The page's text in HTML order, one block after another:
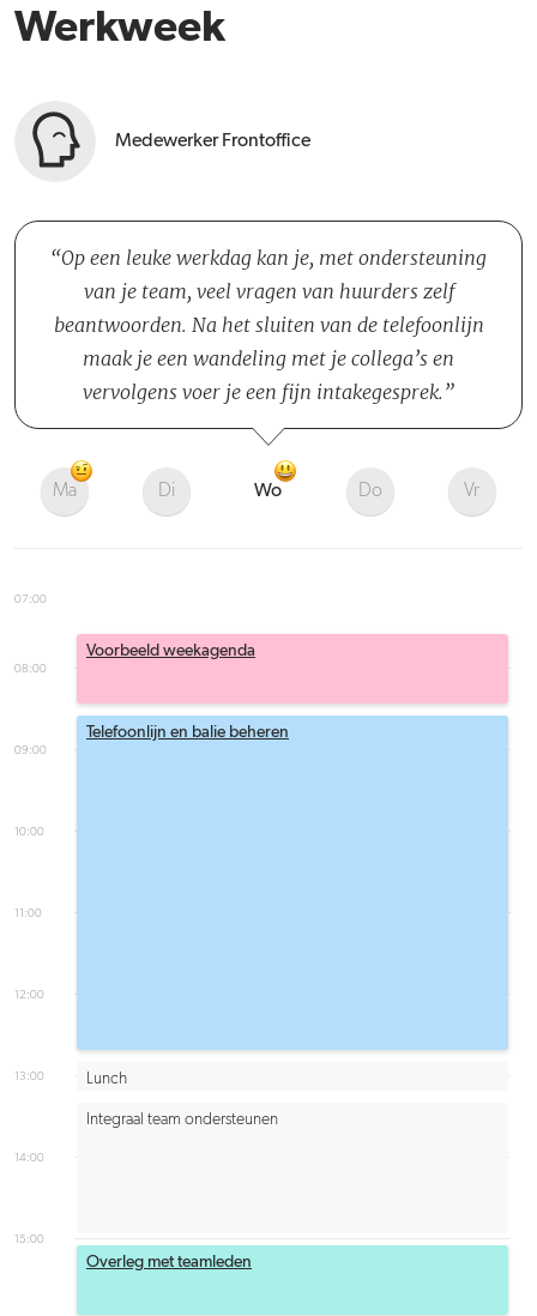
Werkweek
Medewerker Frontoffice
Op een leuke werkdag kan je, met ondersteuning
van je team, veel vragen van huurders zelf
beantwoorden. Na het sluiten van de telefoonlijn
maak je een wandeling met je collega’s en
vervolgens voer je een fijn intakegesprek.
Ma Di Wo Do Vr
07:00
08:00
09:00
10:00
11:00
12:00
13:00
14:00
15:00
Lunch
Telefoonlijn en balie beheren
Integraal team ondersteunen
Voorbeeld weekagenda
Overleg met teamleden